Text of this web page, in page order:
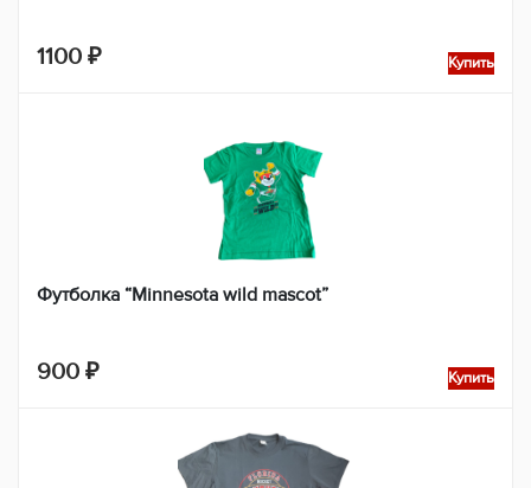
1100 ₽ Купить
Футболка “Minnesota wild mascot”
900 ₽ Купить